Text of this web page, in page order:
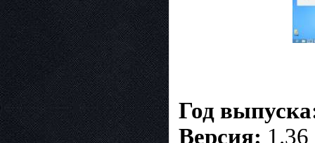
Год
Версия: 1.36